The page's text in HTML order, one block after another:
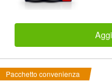
Pacchetto convenienza